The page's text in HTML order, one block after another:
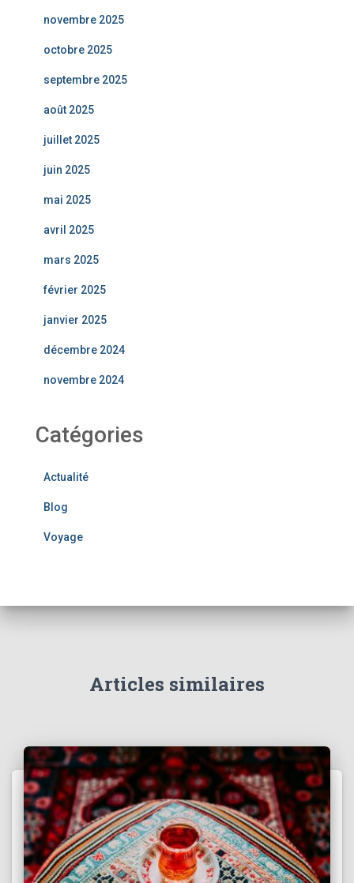
novembre 2025
octobre 2025
septembre 2025
août 2025
juillet 2025
juin 2025
mai 2025
avril 2025
mars 2025
février 2025
janvier 2025
décembre 2024
novembre 2024
Catégories
Actualité
Blog
Voyage
Articles similaires